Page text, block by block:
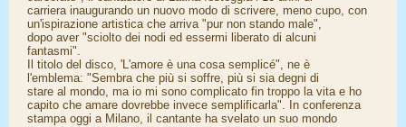
carriera inaugurando un nuovo modo di scrivere, meno cupo, con
un'ispirazione artistica che arriva "pur non stando male",
dopo aver "sciolto dei nodi ed essermi liberato di alcuni
fantasmi".
Il titolo del disco, 'L'amore è una cosa semplicé", ne è
l'emblema: "Sembra che più si soffre, più si sia degni di
stare al mondo, ma io mi sono complicato fin troppo la vita e ho
capito che amare dovrebbe invece semplificarla". In conferenza
stampa oggi a Milano, il cantante ha svelato un suo mondo